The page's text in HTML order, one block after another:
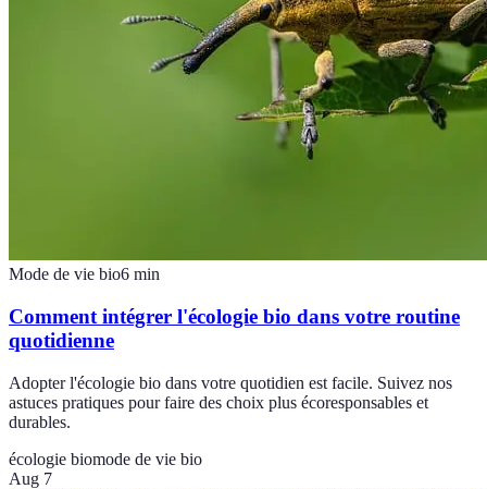
Mode de vie bio6 min
Comment intégrer l'écologie bio dans votre routine
quotidienne
Adopter l'écologie bio dans votre quotidien est facile. Suivez nos
astuces pratiques pour faire des choix plus écoresponsables et
durables.
écologie biomode de vie bio
Aug 7